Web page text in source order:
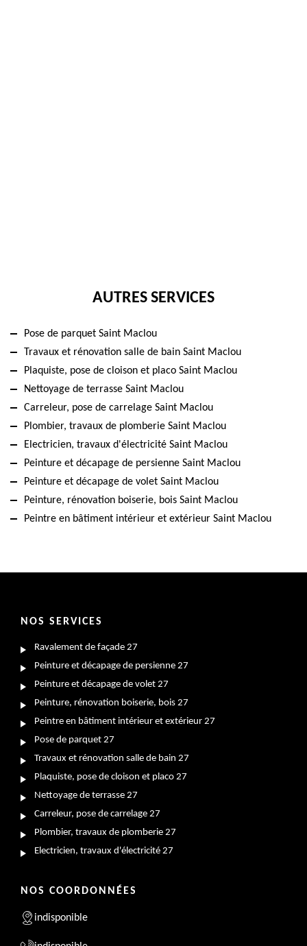
AUTRES SERVICES
Pose de parquet Saint Maclou
Travaux et rénovation salle de bain Saint Maclou
Plaquiste, pose de cloison et placo Saint Maclou
Nettoyage de terrasse Saint Maclou
Carreleur, pose de carrelage Saint Maclou
Plombier, travaux de plomberie Saint Maclou
Electricien, travaux d'électricité Saint Maclou
Peinture et décapage de persienne Saint Maclou
Peinture et décapage de volet Saint Maclou
Peinture, rénovation boiserie, bois Saint Maclou
Peintre en bâtiment intérieur et extérieur Saint Maclou
NOS SERVICES
Ravalement de façade 27
Peinture et décapage de persienne 27
Peinture et décapage de volet 27
Peinture, rénovation boiserie, bois 27
Peintre en bâtiment intérieur et extérieur 27
Pose de parquet 27
Travaux et rénovation salle de bain 27
Plaquiste, pose de cloison et placo 27
Nettoyage de terrasse 27
Carreleur, pose de carrelage 27
Plombier, travaux de plomberie 27
Electricien, travaux d'électricité 27
NOS COORDONNÉES
indisponible